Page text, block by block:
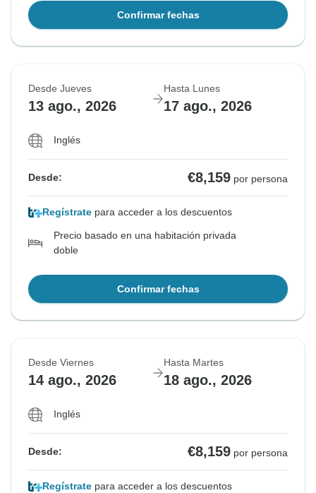
Confirmar fechas
Desde Jueves
13 ago., 2026
Hasta Lunes
17 ago., 2026
Inglés
Desde: €8,159 por persona
Regístrate para acceder a los descuentos
Precio basado en una habitación privada
doble
Confirmar fechas
Desde Viernes
14 ago., 2026
Hasta Martes
18 ago., 2026
Inglés
Desde: €8,159 por persona
Regístrate para acceder a los descuentos